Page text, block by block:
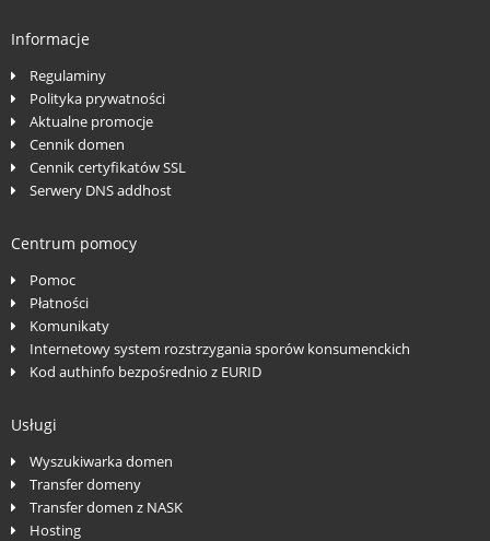
Informacje
Regulaminy
Polityka prywatności
Aktualne promocje
Cennik domen
Cennik certyfikatów SSL
Serwery DNS addhost
Centrum pomocy
Pomoc
Płatności
Komunikaty
Internetowy system rozstrzygania sporów konsumenckich
Kod authinfo bezpośrednio z EURID
Usługi
Wyszukiwarka domen
Transfer domeny
Transfer domen z NASK
Hosting